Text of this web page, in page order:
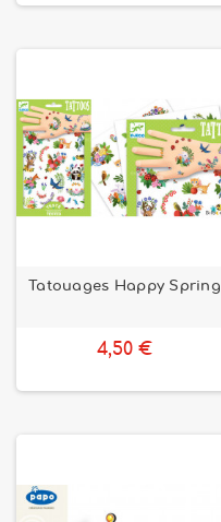
Tatouages Happy Spring
4,50 €